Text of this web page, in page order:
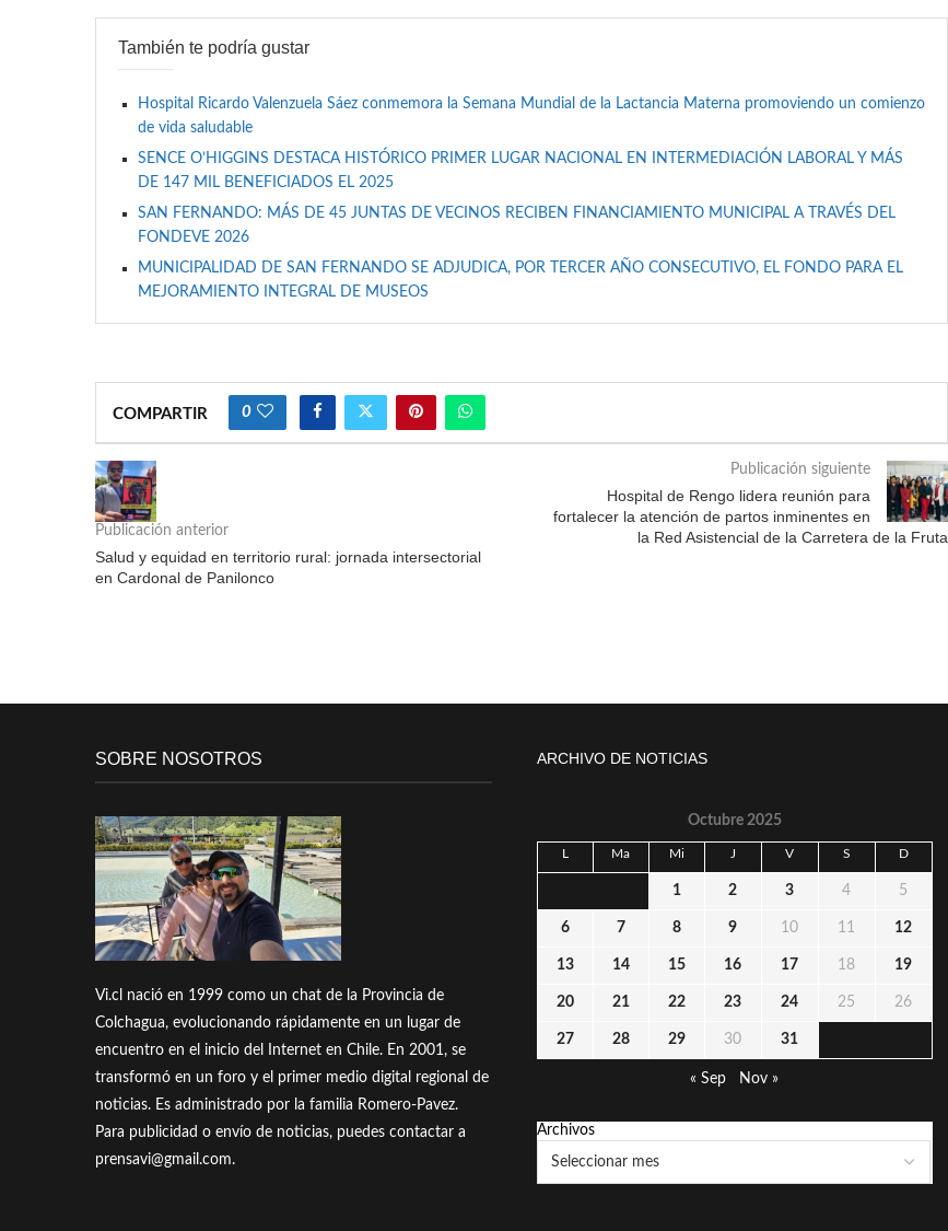
También te podría gustar
Hospital Ricardo Valenzuela Sáez conmemora la Semana Mundial de la Lactancia Materna promoviendo un comienzo
de vida saludable
SENCE O’HIGGINS DESTACA HISTÓRICO PRIMER LUGAR NACIONAL EN INTERMEDIACIÓN LABORAL Y MÁS
DE 147 MIL BENEFICIADOS EL 2025
SAN FERNANDO: MÁS DE 45 JUNTAS DE VECINOS RECIBEN FINANCIAMIENTO MUNICIPAL A TRAVÉS DEL
FONDEVE 2026
MUNICIPALIDAD DE SAN FERNANDO SE ADJUDICA, POR TERCER AÑO CONSECUTIVO, EL FONDO PARA EL
MEJORAMIENTO INTEGRAL DE MUSEOS
COMPARTIR 0
Publicación anterior
Salud y equidad en territorio rural: jornada intersectorial
en Cardonal de Panilonco
Publicación siguiente
Hospital de Rengo lidera reunión para
fortalecer la atención de partos inminentes en
la Red Asistencial de la Carretera de la Fruta
SOBRE NOSOTROS
Vi.cl nació en 1999 como un chat de la Provincia de
Colchagua, evolucionando rápidamente en un lugar de
encuentro en el inicio del Internet en Chile. En 2001, se
transformó en un foro y el primer medio digital regional de
noticias. Es administrado por la familia Romero-Pavez.
Para publicidad o envío de noticias, puedes contactar a
prensavi@gmail.com.
ARCHIVO DE NOTICIAS
Octubre 2025
L Ma Mi J V S D
1 2 3 4 5
6 7 8 9 10 11 12
13 14 15 16 17 18 19
20 21 22 23 24 25 26
27 28 29 30 31
« Sep Nov »
Archivos